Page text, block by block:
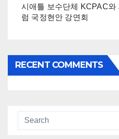
시애틀 보수단체 KCPAC와
럼 국정현안 강연회
RECENT COMMENTS